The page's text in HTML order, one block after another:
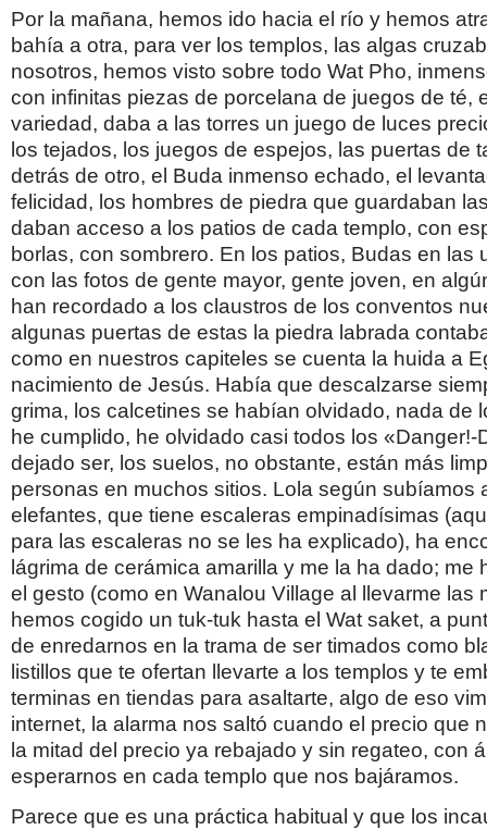
Por la mañana, hemos ido hacia el río y hemos
bahía a otra, para ver los templos, las algas
nosotros, hemos visto sobre todo Wat Pho,
con infinitas piezas de porcelana de juegos de té,
variedad, daba a las torres un juego de luces
los tejados, los juegos de espejos, las puertas de
detrás de otro, el Buda inmenso echado, el
felicidad, los hombres de piedra que guardaban
daban acceso a los patios de cada templo, con
borlas, con sombrero. En los patios, Budas en las
con las fotos de gente mayor, gente joven, en
han recordado a los claustros de los conventos
algunas puertas de estas la piedra labrada
como en nuestros capiteles se cuenta la huida a
nacimiento de Jesús. Había que descalzarse
grima, los calcetines se habían olvidado, nada de
he cumplido, he olvidado casi todos los «Danger!-
dejado ser, los suelos, no obstante, están más
personas en muchos sitios. Lola según subíamos
elefantes, que tiene escaleras empinadísimas
para las escaleras no se les ha explicado), ha
lágrima de cerámica amarilla y me la ha dado; me
el gesto (como en Wanalou Village al llevarme las
hemos cogido un tuk-tuk hasta el Wat saket, a
de enredarnos en la trama de ser timados como
listillos que te ofertan llevarte a los templos y te
terminas en tiendas para asaltarte, algo de eso
internet, la alarma nos saltó cuando el precio que
la mitad del precio ya rebajado y sin regateo, con
esperarnos en cada templo que nos bajáramos.
Parece que es una práctica habitual y que los